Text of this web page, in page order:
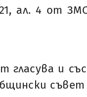
ал. 4 от
гласува и
съвет